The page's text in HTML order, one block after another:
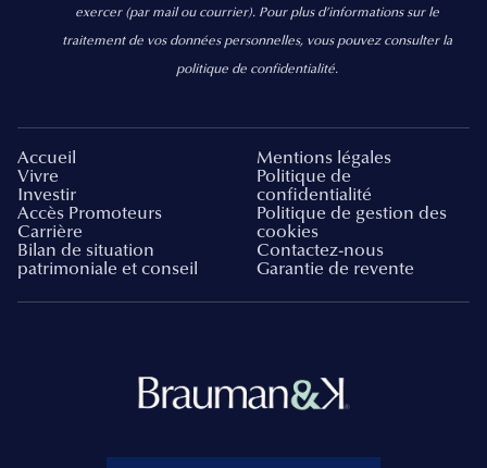
exercer (par mail ou courrier). Pour plus d’informations sur le
traitement de vos données personnelles, vous pouvez consulter la
politique de confidentialité.
Accueil
Vivre
Investir
Accès Promoteurs
Carrière
Bilan de situation
patrimoniale et conseil
Mentions légales
Politique de
confidentialité
Politique de gestion des
cookies
Contactez-nous
Garantie de revente